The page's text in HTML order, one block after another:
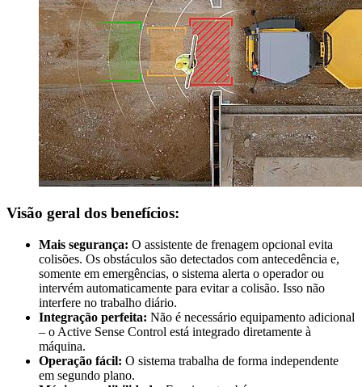
Visão geral dos benefícios:
Mais segurança: O assistente de frenagem opcional evita
colisões. Os obstáculos são detectados com antecedência e,
somente em emergências, o sistema alerta o operador ou
intervém automaticamente para evitar a colisão. Isso não
interfere no trabalho diário.
Integração perfeita: Não é necessário equipamento adicional
– o Active Sense Control está integrado diretamente à
máquina.
Operação fácil: O sistema trabalha de forma independente
em segundo plano.